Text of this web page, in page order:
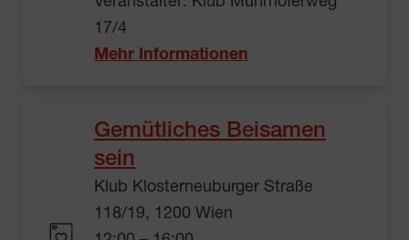
17/4
Mehr Informationen
Gemütliches Beisamen
sein
Klub Klosterneuburger Straße
118/19, 1200 Wien